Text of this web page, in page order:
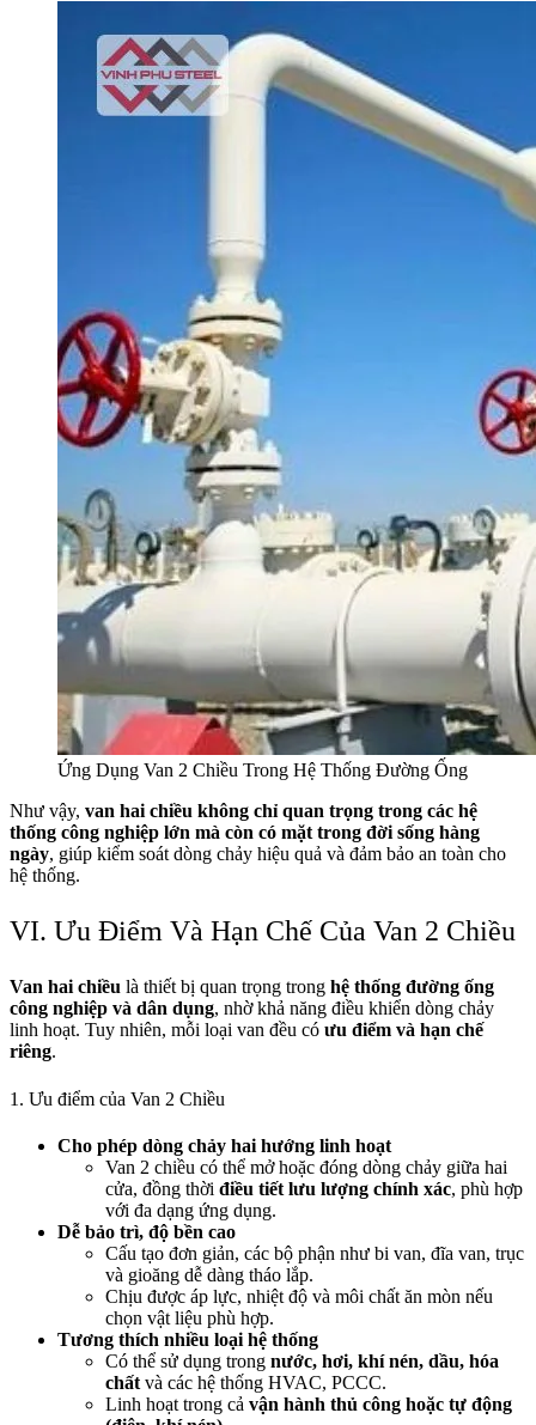
Ứng Dụng Van 2 Chiều Trong Hệ Thống Đường Ống
Như vậy, van hai chiều không chỉ quan trọng trong các hệ
thống công nghiệp lớn mà còn có mặt trong đời sống hàng
ngày, giúp kiểm soát dòng chảy hiệu quả và đảm bảo an toàn cho
hệ thống.
VI. Ưu Điểm Và Hạn Chế Của Van 2 Chiều
Van hai chiều là thiết bị quan trọng trong hệ thống đường ống
công nghiệp và dân dụng, nhờ khả năng điều khiển dòng chảy
linh hoạt. Tuy nhiên, mỗi loại van đều có ưu điểm và hạn chế
riêng.
1. Ưu điểm của Van 2 Chiều
Cho phép dòng chảy hai hướng linh hoạt
Van 2 chiều có thể mở hoặc đóng dòng chảy giữa hai
cửa, đồng thời điều tiết lưu lượng chính xác, phù hợp
với đa dạng ứng dụng.
Dễ bảo trì, độ bền cao
Cấu tạo đơn giản, các bộ phận như bi van, đĩa van, trục
và gioăng dễ dàng tháo lắp.
Chịu được áp lực, nhiệt độ và môi chất ăn mòn nếu
chọn vật liệu phù hợp.
Tương thích nhiều loại hệ thống
Có thể sử dụng trong nước, hơi, khí nén, dầu, hóa
chất và các hệ thống HVAC, PCCC.
Linh hoạt trong cả vận hành thủ công hoặc tự động